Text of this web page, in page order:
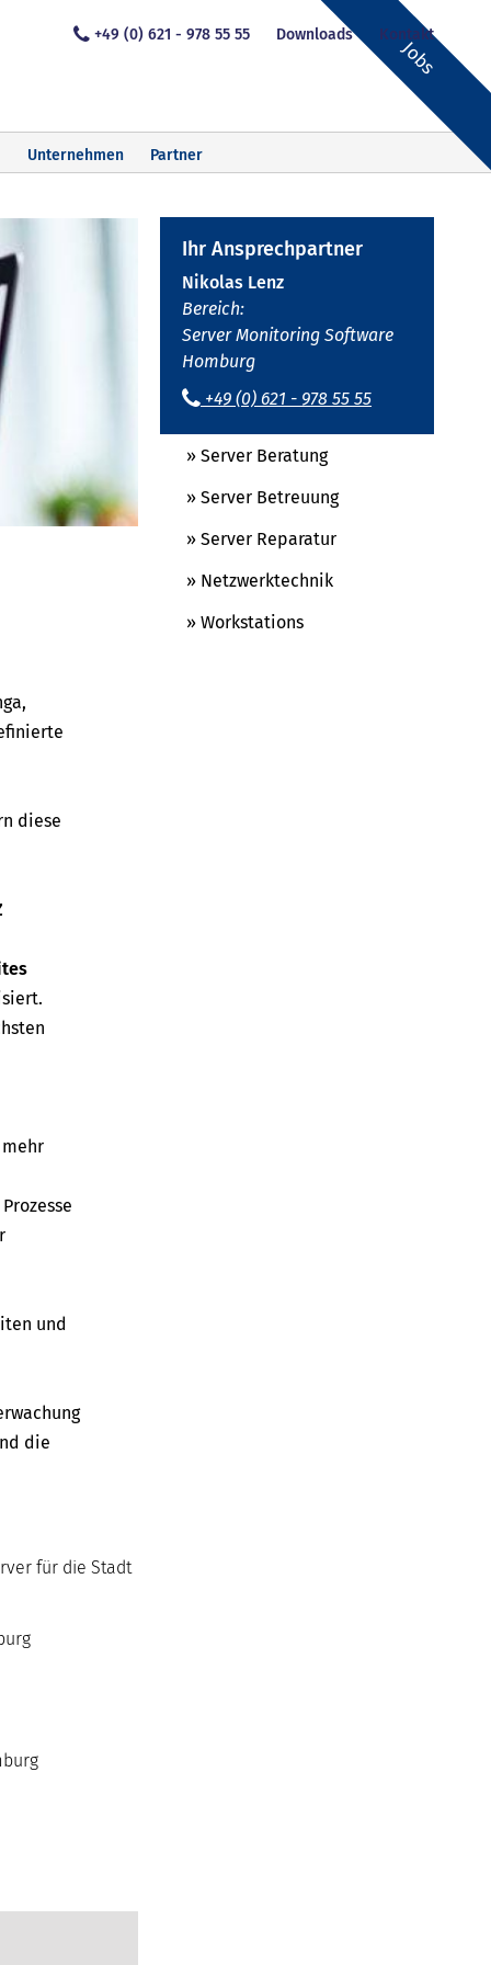
Jobs
+49 (0) 621 - 978 55 55 Downloads Kontakt
Unternehmen Partner
diese
und
die
für die Stadt
Ihr Ansprechpartner
Nikolas Lenz
Bereich:
Server Monitoring Software
Homburg
+49 (0) 621 - 978 55 55
» Server Beratung
» Server Betreuung
» Server Reparatur
» Netzwerktechnik
» Workstations